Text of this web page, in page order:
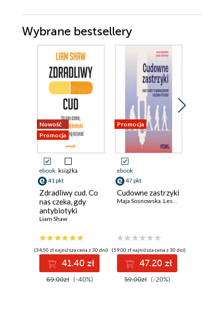
Wybrane bestsellery
Nowość
Promocja
ebook książka
41 pkt
Zdradliwy cud. Co
nas czeka, gdy
antybiotyki
przestaną działać
Liam Shaw
(34,50 zł najniższa cena z 30 dni)
41.40 zł
69.00zł (-40%)
Promocja
ebook
47 pkt
Cudowne zastrzyki
Maja Sosnowska Leszek Czupryniak
(59,00 zł najniższa cena z 30 dni)
47.20 zł
59.00zł (-20%)